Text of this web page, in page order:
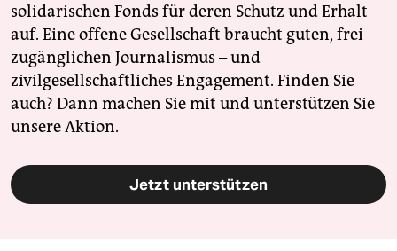
solidarischen Fonds für deren Schutz und Erhalt
auf. Eine offene Gesellschaft braucht guten, frei
zugänglichen Journalismus – und
zivilgesellschaftliches Engagement. Finden Sie
auch? Dann machen Sie mit und unterstützen Sie
unsere Aktion.
Jetzt unterstützen